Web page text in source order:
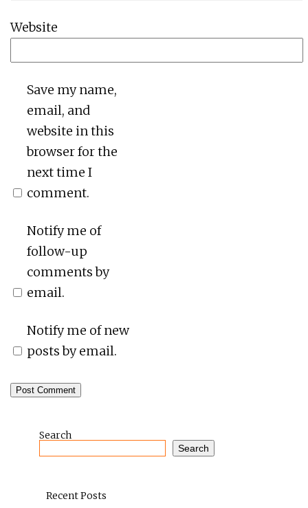
Website
Save my name,
email, and
website in this
browser for the
next time I
comment.
Notify me of
follow-up
comments by
email.
Notify me of new
posts by email.
Search
Search
Recent Posts